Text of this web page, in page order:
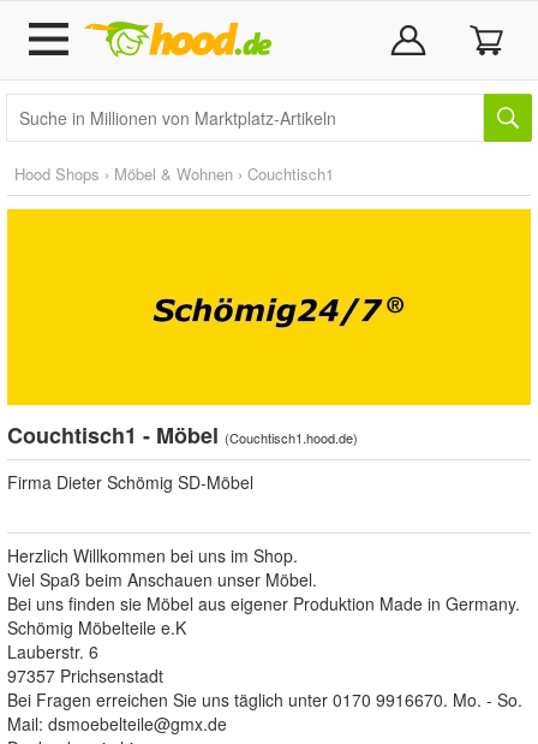
Hood Shops › Möbel & Wohnen › Couchtisch1
Couchtisch1 - Möbel (Couchtisch1.hood.de)
Firma Dieter Schömig SD-Möbel
Herzlich Willkommen bei uns im Shop.
Viel Spaß beim Anschauen unser Möbel.
Bei uns finden sie Möbel aus eigener Produktion Made in Germany.
Schömig Möbelteile e.K
Lauberstr. 6
97357 Prichsenstadt
Bei Fragen erreichen Sie uns täglich unter 0170 9916670. Mo. - So.
Mail: dsmoebelteile@gmx.de